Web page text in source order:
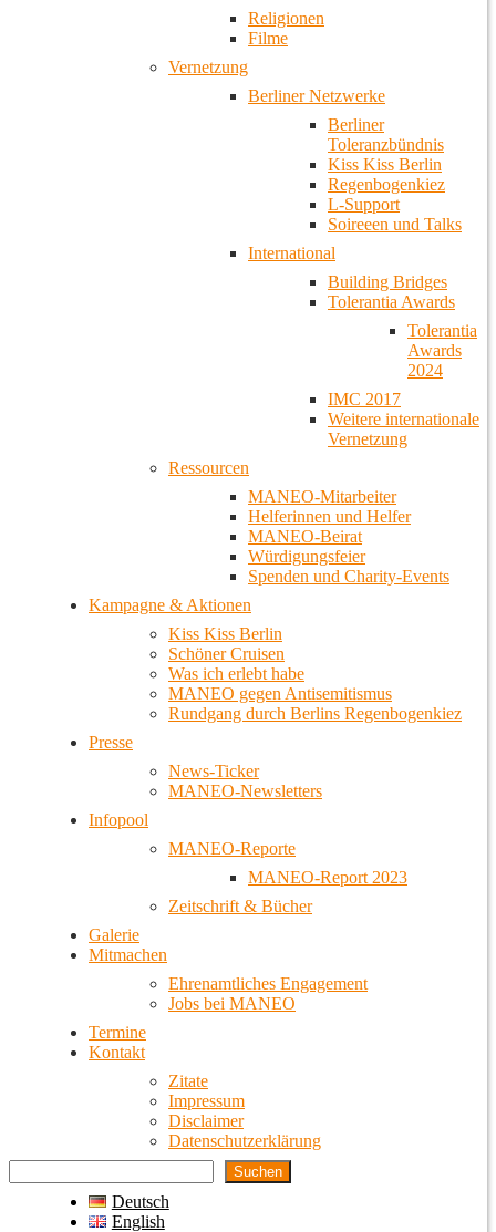
Religionen
Filme
Vernetzung
Berliner Netzwerke
Berliner
Toleranzbündnis
Kiss Kiss Berlin
Regenbogenkiez
L-Support
Soireeen und Talks
International
Building Bridges
Tolerantia Awards
Tolerantia
Awards
2024
IMC 2017
Weitere internationale
Vernetzung
Ressourcen
MANEO-Mitarbeiter
Helferinnen und Helfer
MANEO-Beirat
Würdigungsfeier
Spenden und Charity-Events
Kampagne & Aktionen
Kiss Kiss Berlin
Schöner Cruisen
Was ich erlebt habe
MANEO gegen Antisemitismus
Rundgang durch Berlins Regenbogenkiez
Presse
News-Ticker
MANEO-Newsletters
Infopool
MANEO-Reporte
MANEO-Report 2023
Zeitschrift & Bücher
Galerie
Mitmachen
Ehrenamtliches Engagement
Jobs bei MANEO
Termine
Kontakt
Zitate
Impressum
Disclaimer
Datenschutzerklärung
Suchen
Deutsch
English